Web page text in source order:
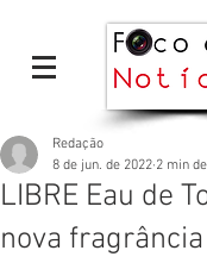
LIBRE Eau de
nova fragrância
Redação
8 de jun. de 2022 2 min